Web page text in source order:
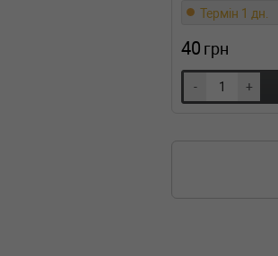
Термін 1 дн.
40 грн
- +